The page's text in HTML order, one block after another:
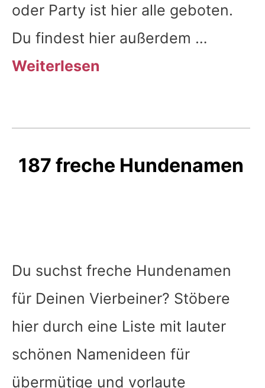
oder Party ist hier alle geboten.
Du findest hier außerdem …
Weiterlesen
187 freche Hundenamen
Du suchst freche Hundenamen
für Deinen Vierbeiner? Stöbere
hier durch eine Liste mit lauter
schönen Namenideen für
übermütige und vorlaute